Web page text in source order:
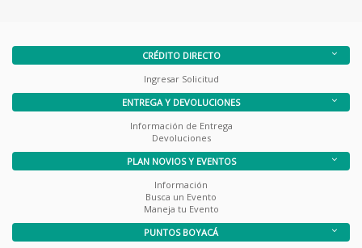
CRÉDITO DIRECTO
Ingresar Solicitud
ENTREGA Y DEVOLUCIONES
Información de Entrega
Devoluciones
PLAN NOVIOS Y EVENTOS
Información
Busca un Evento
Maneja tu Evento
PUNTOS BOYACÁ